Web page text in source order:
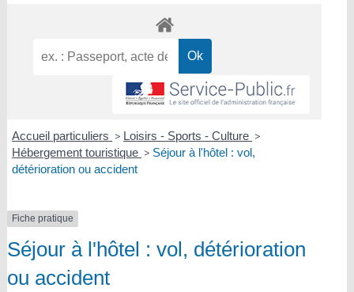
Accueil particuliers > Loisirs - Sports - Culture >
Hébergement touristique > Séjour à l'hôtel : vol,
détérioration ou accident
Fiche pratique
Séjour à l'hôtel : vol, détérioration
ou accident